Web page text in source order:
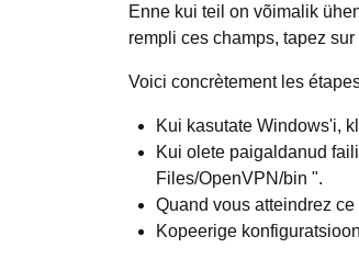
Enne kui teil on võimalik
rempli ces champs, tapez
Voici concrètement les
Kui kasutate Windows'i,
Kui olete paigaldanud
Files/OpenVPN/bin ".
Quand vous atteindrez
Kopeerige